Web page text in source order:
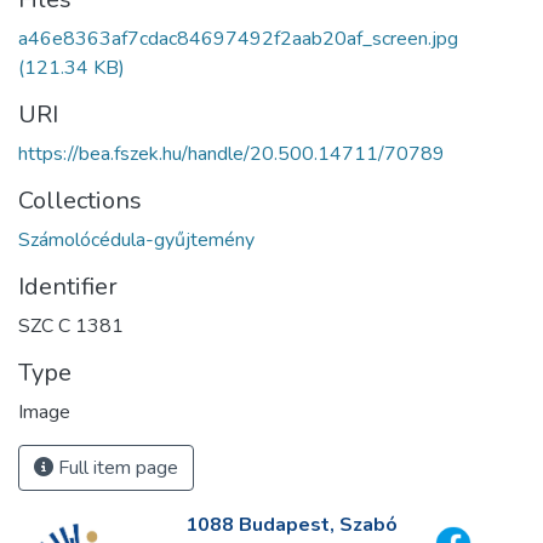
a46e8363af7cdac84697492f2aab20af_screen.jpg
(121.34 KB)
URI
https://bea.fszek.hu/handle/20.500.14711/70789
Collections
Számolócédula-gyűjtemény
Identifier
SZC C 1381
Type
Image
Full item page
1088 Budapest, Szabó